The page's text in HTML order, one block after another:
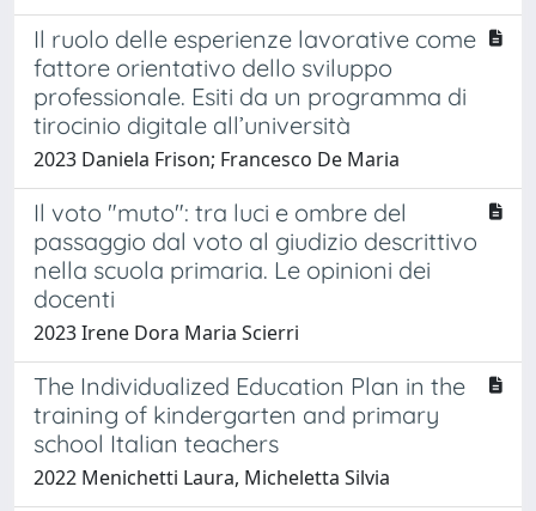
Il ruolo delle esperienze lavorative come
fattore orientativo dello sviluppo
professionale. Esiti da un programma di
tirocinio digitale all’università
2023 Daniela Frison; Francesco De Maria
Il voto "muto": tra luci e ombre del
passaggio dal voto al giudizio descrittivo
nella scuola primaria. Le opinioni dei
docenti
2023 Irene Dora Maria Scierri
The Individualized Education Plan in the
training of kindergarten and primary
school Italian teachers
2022 Menichetti Laura, Micheletta Silvia